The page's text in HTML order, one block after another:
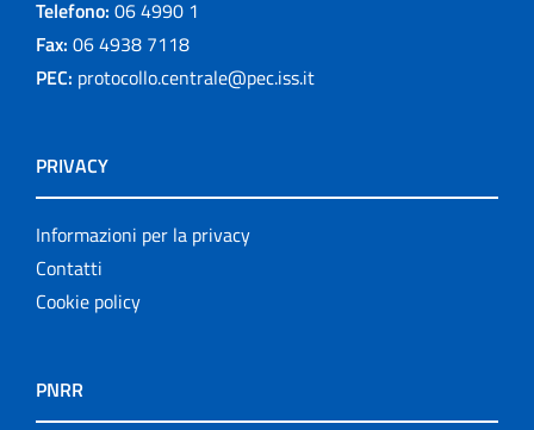
Telefono: 06 4990 1
Fax: 06 4938 7118
PEC: protocollo.centrale@pec.iss.it
PRIVACY
Informazioni per la privacy
Contatti
Cookie policy
PNRR